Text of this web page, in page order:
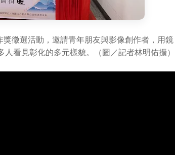
徵選活動，邀請青年朋友與影像創作者，用鏡
看見彰化的多元樣貌。（圖／記者林明佑攝）